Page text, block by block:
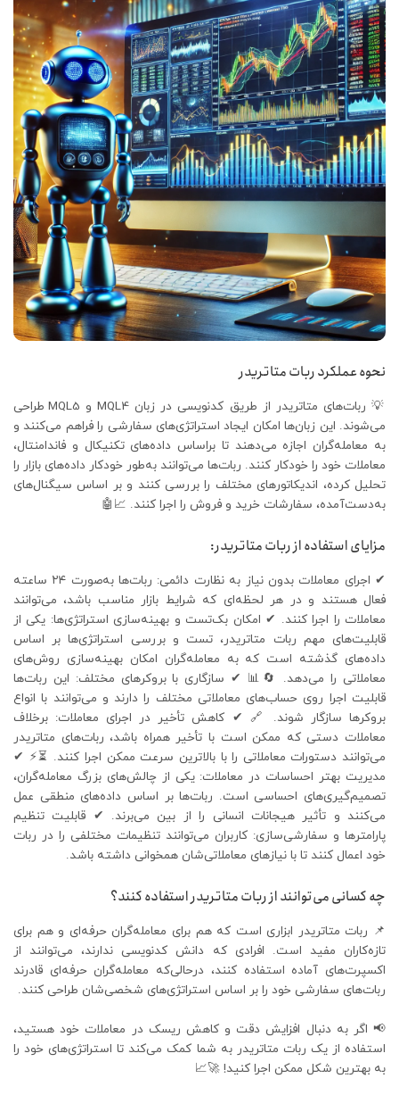
نحوه عملکرد ربات متاتریدر
💡 ربات‌های متاتریدر از طریق کدنویسی در زبان MQL4 و MQL5 طراحی
می‌شوند. این زبان‌ها امکان ایجاد استراتژی‌های سفارشی را فراهم می‌کنند و
به معامله‌گران اجازه می‌دهند تا براساس داده‌های تکنیکال و فاندامنتال،
معاملات خود را خودکار کنند. ربات‌ها می‌توانند به‌طور خودکار داده‌های بازار را
تحلیل کرده، اندیکاتورهای مختلف را بررسی کنند و بر اساس سیگنال‌های
به‌دست‌آمده، سفارشات خرید و فروش را اجرا کنند. 📈🤖
مزایای استفاده از ربات متاتریدر:
✔ اجرای معاملات بدون نیاز به نظارت دائمی: ربات‌ها به‌صورت ۲۴ ساعته
فعال هستند و در هر لحظه‌ای که شرایط بازار مناسب باشد، می‌توانند
معاملات را اجرا کنند. ✔ امکان بک‌تست و بهینه‌سازی استراتژی‌ها: یکی از
قابلیت‌های مهم ربات متاتریدر، تست و بررسی استراتژی‌ها بر اساس
داده‌های گذشته است که به معامله‌گران امکان بهینه‌سازی روش‌های
معاملاتی را می‌دهد. 🔄📊 ✔ سازگاری با بروکرهای مختلف: این ربات‌ها
قابلیت اجرا روی حساب‌های معاملاتی مختلف را دارند و می‌توانند با انواع
بروکرها سازگار شوند. 🔗 ✔ کاهش تأخیر در اجرای معاملات: برخلاف
معاملات دستی که ممکن است با تأخیر همراه باشد، ربات‌های متاتریدر
می‌توانند دستورات معاملاتی را با بالاترین سرعت ممکن اجرا کنند. ⏳⚡ ✔
مدیریت بهتر احساسات در معاملات: یکی از چالش‌های بزرگ معامله‌گران،
تصمیم‌گیری‌های احساسی است. ربات‌ها بر اساس داده‌های منطقی عمل
می‌کنند و تأثیر هیجانات انسانی را از بین می‌برند. ✔ قابلیت تنظیم
پارامترها و سفارشی‌سازی: کاربران می‌توانند تنظیمات مختلفی را در ربات
خود اعمال کنند تا با نیازهای معاملاتی‌شان همخوانی داشته باشد.
چه کسانی می‌توانند از ربات متاتریدر استفاده کنند؟
📌 ربات متاتریدر ابزاری است که هم برای معامله‌گران حرفه‌ای و هم برای
تازه‌کاران مفید است. افرادی که دانش کدنویسی ندارند، می‌توانند از
اکسپرت‌های آماده استفاده کنند، درحالی‌که معامله‌گران حرفه‌ای قادرند
ربات‌های سفارشی خود را بر اساس استراتژی‌های شخصی‌شان طراحی کنند.
📢 اگر به دنبال افزایش دقت و کاهش ریسک در معاملات خود هستید،
استفاده از یک ربات متاتریدر به شما کمک می‌کند تا استراتژی‌های خود را
به بهترین شکل ممکن اجرا کنید! 🚀📈